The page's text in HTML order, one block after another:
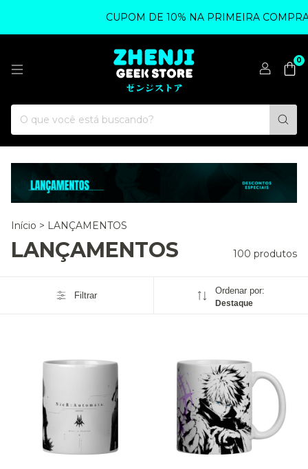
CUPOM DE 10% NA PRIMEIRA COMPRA -
0
Início > LANÇAMENTOS
LANÇAMENTOS 100 produtos
Filtrar Ordenar por:
Destaque